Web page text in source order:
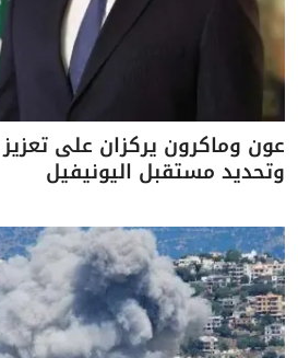
عون وماكرون يركزان على
وتحديد مستقبل اليونيفيل